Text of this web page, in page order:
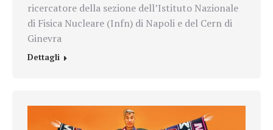
ricercatore della sezione dell’Istituto Nazionale
di Fisica Nucleare (Infn) di Napoli e del Cern di
Ginevra
Dettagli